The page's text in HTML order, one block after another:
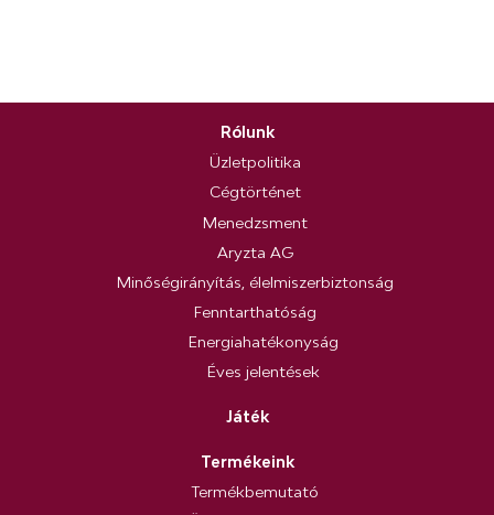
Rólunk
Üzletpolitika
Cégtörténet
Menedzsment
Aryzta AG
Minőségirányítás, élelmiszerbiztonság
Fenntarthatóság
Energiahatékonyság
Éves jelentések
Játék
Termékeink
Termékbemutató